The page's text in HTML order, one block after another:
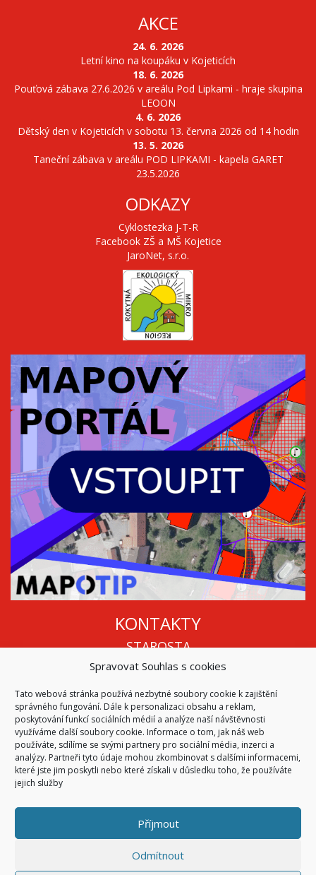
Spravovat Souhlas s cookies
Tato webová stránka používá nezbytné soubory cookie k zajištění
správného fungování. Dále k personalizaci obsahu a reklam,
poskytování funkcí sociálních médií a analýze naší návštěvnosti
využíváme další soubory cookie. Informace o tom, jak náš web
používáte, sdílíme se svými partnery pro sociální média, inzerci a
analýzy. Partneři tyto údaje mohou zkombinovat s dalšími informacemi,
které jste jim poskytli nebo které získali v důsledku toho, že používáte
jejich služby
Příjmout
Odmítnout
AKCE
24. 6. 2026
Letní kino na koupáku v Kojeticích
18. 6. 2026
Pouťová zábava 27.6.2026 v areálu Pod Lipkami - hraje skupina
LEOON
4. 6. 2026
Dětský den v Kojeticích v sobotu 13. června 2026 od 14 hodin
13. 5. 2026
Taneční zábava v areálu POD LIPKAMI - kapela GARET
23.5.2026
ODKAZY
Cyklostezka J-T-R
Facebook ZŠ a MŠ Kojetice
JaroNet, s.r.o.
KONTAKTY
STAROSTA
Mgr. Roman Vala
info@oukojetice.cz
ÚŘEDNÍ HODINY
Po, St: 15:30 - 16:30
Všechny kontakty | Kde nás najdete
© 2026Obec Kojetice na Moravě
Všechna práva vyhrazena